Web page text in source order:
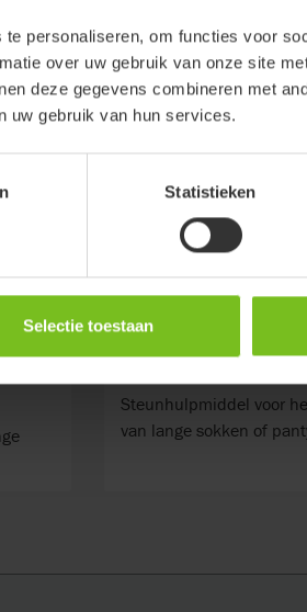
personaliseren, om functies voor
over uw gebruik van onze site
deze gegevens combineren met
uw gebruik van hun services.
Statistieken
Selectie toestaan
Socky
Steunhulpmiddel voor
van lange sokken of